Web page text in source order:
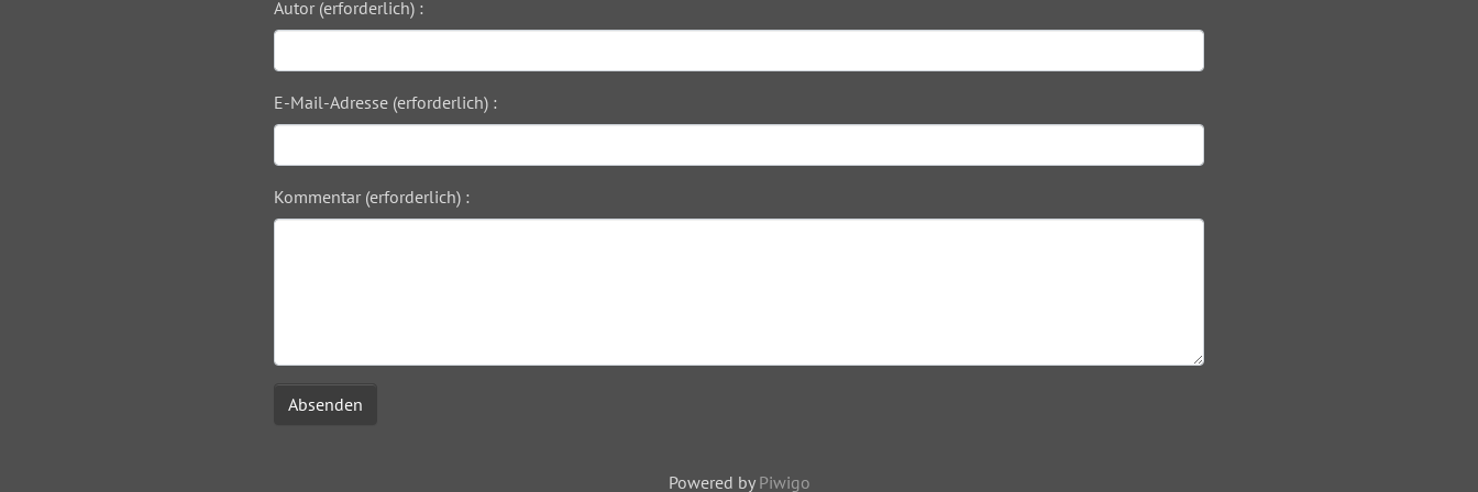
Autor (erforderlich) :
E-Mail-Adresse (erforderlich) :
Kommentar (erforderlich) :
Absenden
Powered by Piwigo